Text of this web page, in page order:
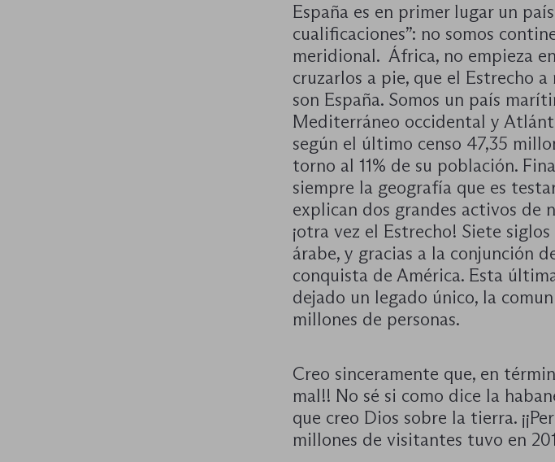
España es en primer lugar un
cualificaciones”: no somos
meridional. África, no empieza
cruzarlos a pie, que el Estrecho
son España. Somos un país
Mediterráneo occidental y
según el último censo 47,35
torno al 11% de su población.
siempre la geografía que es
explican dos grandes activos
¡otra vez el Estrecho! Siete
árabe, y gracias a la conjunción
conquista de América. Esta
dejado un legado único, la
millones de personas.
Creo sinceramente que, en
mal!! No sé si como dice la
que creo Dios sobre la tierra.
millones de visitantes tuvo en